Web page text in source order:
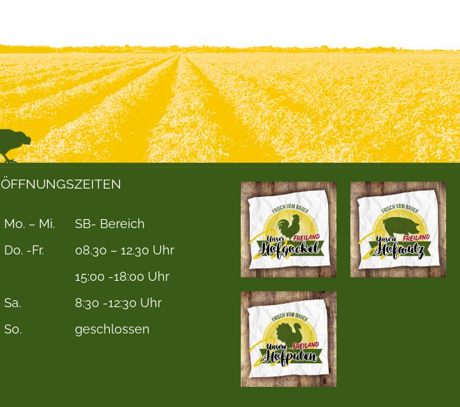
ÖFFNUNGSZEITEN
Mo. – Mi.
SB- Bereich
Do. -Fr.
08.30 – 12.30 Uhr
15:00 -18:00 Uhr
Sa.
8:30 -12:30 Uhr
So.
geschlossen